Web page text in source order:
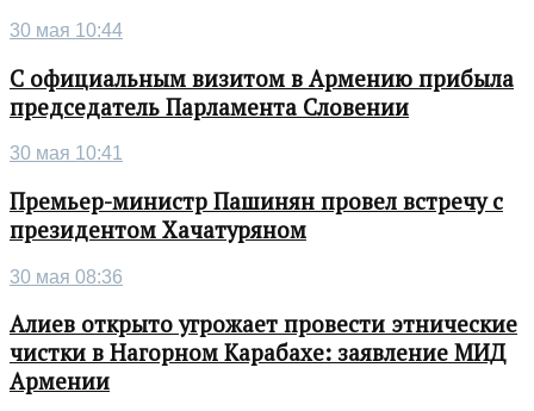
30 мая 10:44
С официальным визитом в Армению прибыла
председатель Парламента Словении
30 мая 10:41
Премьер-министр Пашинян провел встречу с
президентом Хачатуряном
30 мая 08:36
Алиев открыто угрожает провести этнические
чистки в Нагорном Карабахе: заявление МИД
Армении